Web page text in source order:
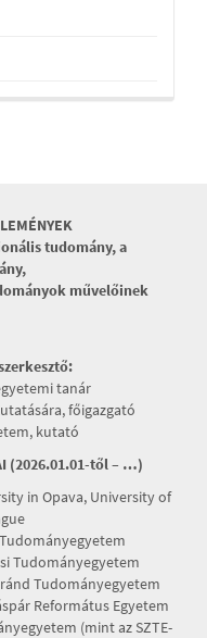
tudomány, a
művelőinek
tanár
főigazgató
kutató
(2026.01.01-től – …)
in Opava, University of
Tudományegyetem
Tudományegyetem
Református Egyetem
(mint az SZTE-